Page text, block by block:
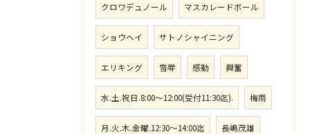
クロワデュノール マスカレードボール
ショウヘイ サトノシャイニング
エリキング 雪辱 感動 興奮
水.土.祝日.8:00〜12:00(受付11:30迄). 梅雨
月.火.木.金曜.12:30〜14:00迄 長嶋茂雄